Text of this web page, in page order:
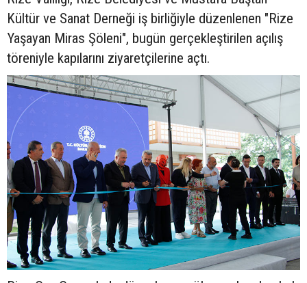
Kültür ve Sanat Derneği iş birliğiyle düzenlenen "Rize
Yaşayan Miras Şöleni", bugün gerçekleştirilen açılış
töreniyle kapılarını ziyaretçilerine açtı.